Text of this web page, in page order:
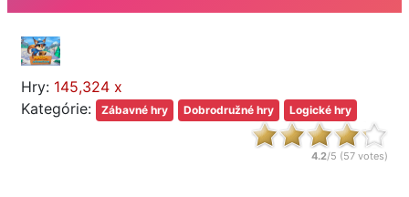
Hry: 145,324 x
Kategórie:
Zábavné hry Dobrodružné hry Logické hry
4.2/5 (57 votes)